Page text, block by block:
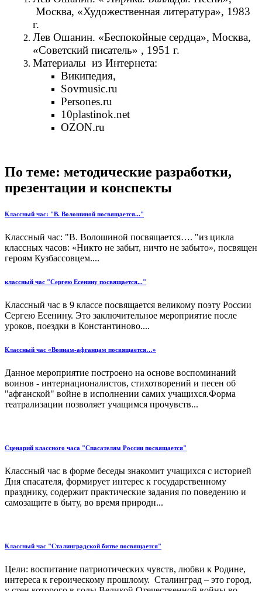
Москва, «Художественная литература», 1983
г.
Лев Ошанин. «Беспокойные сердца», Москва,
«Советский писатель» , 1951 г.
Материалы из Интернета:
Википедия,
Sovmusic.ru
Persones.ru
10plastinok.net
OZON.ru
По теме: методические разработки,
презентации и конспекты
Классный час: "В. Волошиной посвящается..."
Классный час: "В. Волошиной посвящается…. "из цикла
классных часов: «Никто не забыт, ничто не забыто», посвящен
героям Кузбассовцем....
классный час "Сергею Есенину посвящается..."
Классный час в 9 классе посвящается великому поэту России
Сергею Есенину. Это заключительное мероприятие после
уроков, поездки в Константиново....
Классный час «Воинам-афганцам посвящается…»
Данное мероприятие построено на основе воспоминаний
воинов - интернационалистов, стихотворений и песен об
"афганской" войне в исполнении самих учащихся.Форма
театрализации позволяет учащимся прочувств...
Сценарий классного часа "Спасателям России посвящается"
Классный час в форме беседы знакомит учащихся с историей
Дня спасателя, формирует интерес к государственному
празднику, содержит практические задания по поведению и
самозащите в быту, во время природн...
Классный час "Сталинградской битве посвящается"
Цели: воспитание патриотических чувств, любви к Родине,
интереса к героическому прошлому. Сталинград – это город,